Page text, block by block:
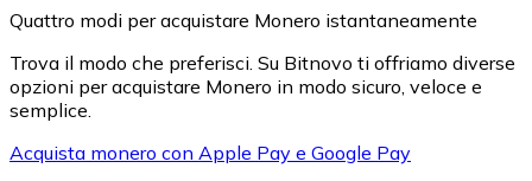
Quattro modi per acquistare Monero istantaneamente
Trova il modo che preferisci. Su Bitnovo ti offriamo diverse
opzioni per acquistare Monero in modo sicuro, veloce e
semplice.
Acquista monero con Apple Pay e Google Pay